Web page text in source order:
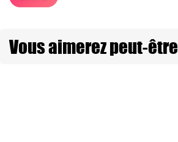
Vous aimerez peut-être